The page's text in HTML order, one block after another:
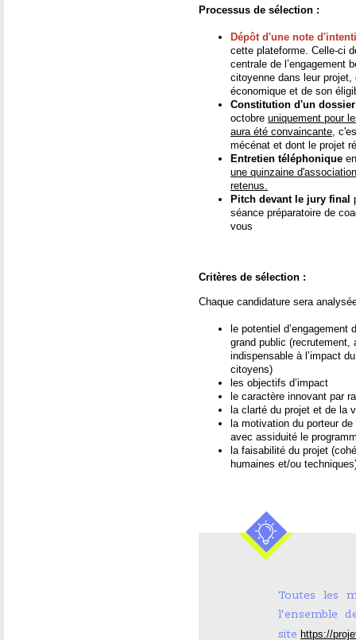
Processus de sélection :
Dépôt d'une note
cette plateforme. Celle-ci
centrale de l’engagement
citoyenne dans leur
économique et de son
Constitution d'un
octobre uniquement pour
aura été convaincante,
mécénat et dont le projet
Entretien téléphonique
une quinzaine
retenus.
Pitch devant le jury final
séance préparatoire de
vous
Critères de sélection :
Chaque candidature sera
le potentiel
grand public (recrutement,
indispensable à l’impact
citoyens)
les objectifs d’impact
le caractère innovant par
la clarté du projet et de la
la motivation du porteur
avec assiduité le
la faisabilité du projet
humaines et/ou
Toutes les
l'ensemble
site https://